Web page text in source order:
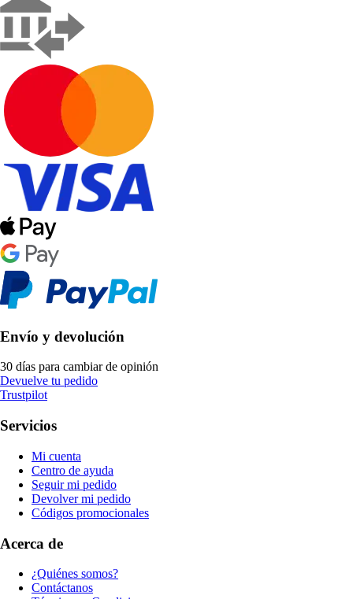
Envío y devolución
30 días para cambiar de opinión
Devuelve tu pedido
Trustpilot
Servicios
Mi cuenta
Centro de ayuda
Seguir mi pedido
Devolver mi pedido
Códigos promocionales
Acerca de
¿Quiénes somos?
Contáctanos